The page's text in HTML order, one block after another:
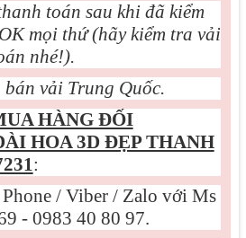
toán sau khi đã kiểm
mọi thứ (hãy kiểm tra vải
nhé!).
bán vải Trung Quốc.
HÀNG ĐỐI
HOA 3D ĐẸP THANH
:
/ Viber / Zalo với Ms
- 0983 40 80 97.